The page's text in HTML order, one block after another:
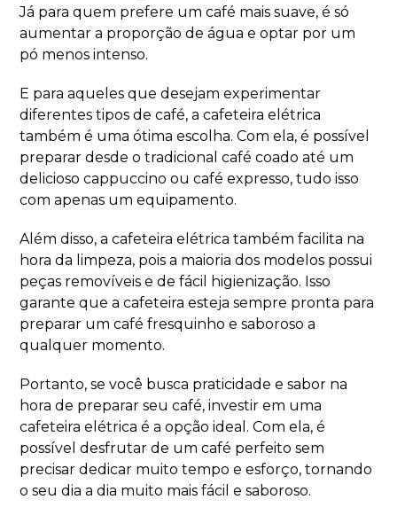
Já para quem prefere um café mais suave, é só
aumentar a proporção de água e optar por um
pó menos intenso.
E para aqueles que desejam experimentar
diferentes tipos de café, a cafeteira elétrica
também é uma ótima escolha. Com ela, é possível
preparar desde o tradicional café coado até um
delicioso cappuccino ou café expresso, tudo isso
com apenas um equipamento.
Além disso, a cafeteira elétrica também facilita na
hora da limpeza, pois a maioria dos modelos possui
peças removíveis e de fácil higienização. Isso
garante que a cafeteira esteja sempre pronta para
preparar um café fresquinho e saboroso a
qualquer momento.
Portanto, se você busca praticidade e sabor na
hora de preparar seu café, investir em uma
cafeteira elétrica é a opção ideal. Com ela, é
possível desfrutar de um café perfeito sem
precisar dedicar muito tempo e esforço, tornando
o seu dia a dia muito mais fácil e saboroso.